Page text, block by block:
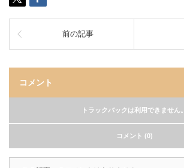
前の記事
コメント
トラックバックは利用できません。
コメント (0)